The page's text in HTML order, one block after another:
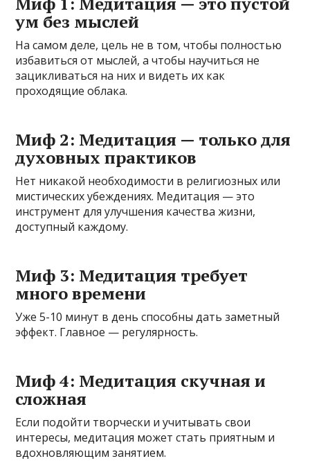
ум без мыслей
На самом деле, цель не в том, чтобы полностью
избавиться от мыслей, а чтобы научиться не
зацикливаться на них и видеть их как
проходящие облака.
Миф 2: Медитация — только для
духовных практиков
Нет никакой необходимости в религиозных или
мистических убеждениях. Медитация — это
инструмент для улучшения качества жизни,
доступный каждому.
Миф 3: Медитация требует
много времени
Уже 5-10 минут в день способны дать заметный
эффект. Главное — регулярность.
Миф 4: Медитация скучная и
сложная
Если подойти творчески и учитывать свои
интересы, медитация может стать приятным и
вдохновляющим занятием.